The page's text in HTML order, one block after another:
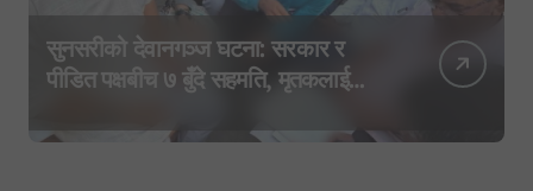
सुनसरीको देवानगञ्ज घटना: सरकार र
पीडित पक्षबीच ७ बुँदे सहमति, मृतकलाई